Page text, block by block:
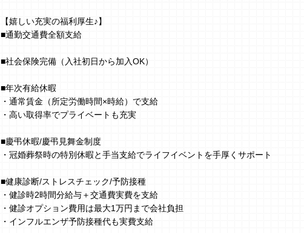
【嬉しい充実の福利厚生♪】
■通勤交通費全額支給
■社会保険完備（入社初日から加入OK）
■年次有給休暇
・通常賃金（所定労働時間×時給）で支給
・高い取得率でプライベートも充実
■慶弔休暇/慶弔見舞金制度
・冠婚葬祭時の特別休暇と手当支給でライフイベントを手厚くサポート
■健康診断/ストレスチェック/予防接種
・健診時2時間分給与＋交通費実費を支給
・健診オプション費用は最大1万円まで会社負担
・インフルエンザ予防接種代も実費支給